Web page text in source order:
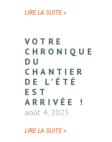
LIRE LA SUITE »
VOTRE
CHRONIQUE
DU
CHANTIER
DE L’ÉTÉ
EST
ARRIVÉE !
août 4, 2025
LIRE LA SUITE »